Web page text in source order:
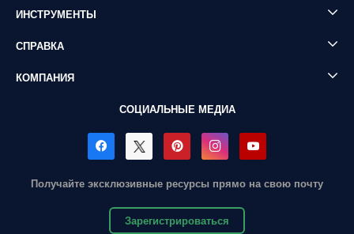
ИНСТРУМЕНТЫ
СПРАВКА
КОМПАНИЯ
СОЦИАЛЬНЫЕ МЕДИА
Получайте эксклюзивные ресурсы прямо на свою почту
Зарегистрироваться